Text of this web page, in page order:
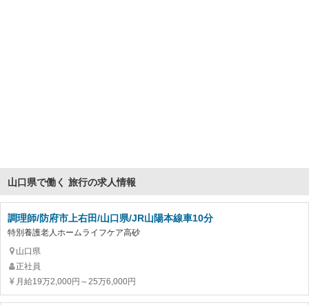
山口県で働く 旅行の求人情報
調理師/防府市上右田/山口県/JR山陽本線車10分
特別養護老人ホームライフケア高砂
山口県
正社員
月給19万2,000円～25万6,000円